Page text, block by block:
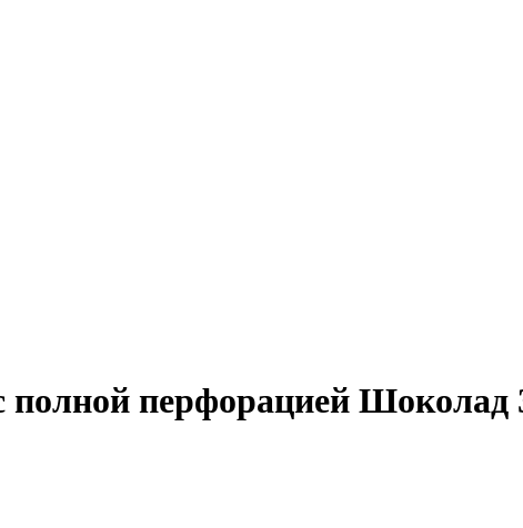
перфорацией Шоколад